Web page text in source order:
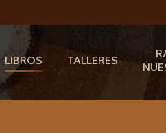
LIBROS TALLERES